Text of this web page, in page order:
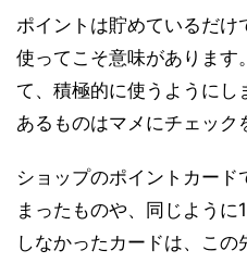
ポイントは貯めているだけ
使ってこそ意味があります
て、積極的に使うように
あるものはマメにチェック
ショップのポイントカー
まったものや、同じよう
しなかったカードは、こ